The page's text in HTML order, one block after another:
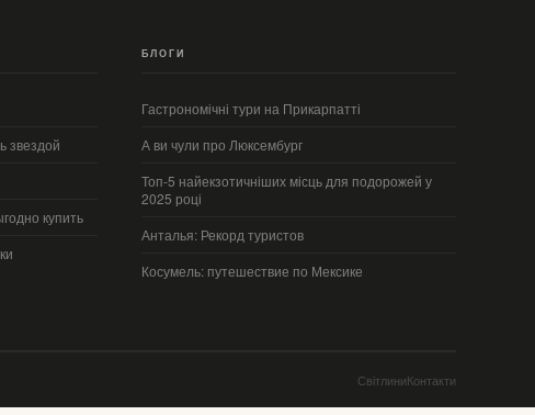
звездой
купить
БЛОГИ
Гастрономічні тури на Прикарпатті
А ви чули про Люксембург
Топ-5 найекзотичніших місць для подорожей у
2025 році
Анталья: Рекорд туристов
Косумель: путешествие по Мексике
СвітлиниКонтакти